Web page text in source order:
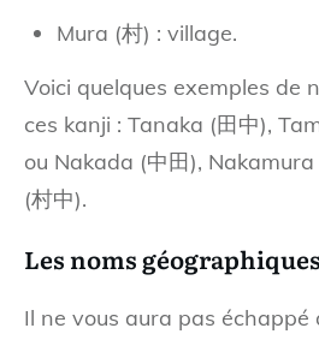
Mura (村) : village.
Voici quelques exemples de
ces kanji : Tanaka (田中),
ou Nakada (中田),
(村中).
Les noms géographiques
Il ne vous aura pas échappé